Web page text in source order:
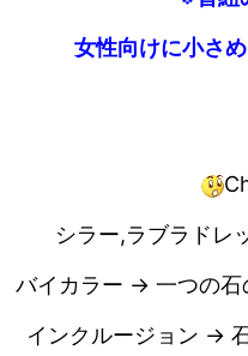
女性向けに小さ
シラー,ラブラド
バイカラー → 一つの石
インクルージョン →